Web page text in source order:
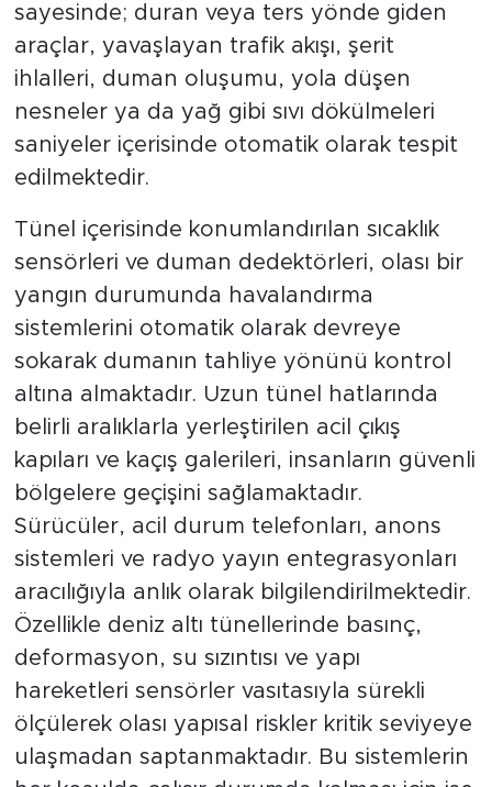
sayesinde; duran veya ters yönde giden
araçlar, yavaşlayan trafik akışı, şerit
ihlalleri, duman oluşumu, yola düşen
nesneler ya da yağ gibi sıvı dökülmeleri
saniyeler içerisinde otomatik olarak tespit
edilmektedir.
Tünel içerisinde konumlandırılan sıcaklık
sensörleri ve duman dedektörleri, olası bir
yangın durumunda havalandırma
sistemlerini otomatik olarak devreye
sokarak dumanın tahliye yönünü kontrol
altına almaktadır. Uzun tünel hatlarında
belirli aralıklarla yerleştirilen acil çıkış
kapıları ve kaçış galerileri, insanların güvenli
bölgelere geçişini sağlamaktadır.
Sürücüler, acil durum telefonları, anons
sistemleri ve radyo yayın entegrasyonları
aracılığıyla anlık olarak bilgilendirilmektedir.
Özellikle deniz altı tünellerinde basınç,
deformasyon, su sızıntısı ve yapı
hareketleri sensörler vasıtasıyla sürekli
ölçülerek olası yapısal riskler kritik seviyeye
ulaşmadan saptanmaktadır. Bu sistemlerin